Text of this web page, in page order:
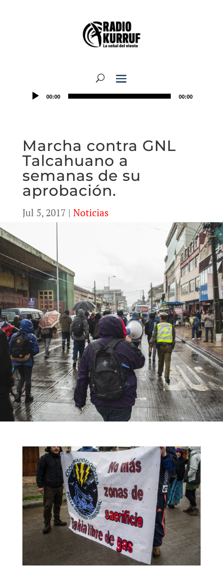
00:00 00:00
Marcha contra GNL
Talcahuano a
semanas de su
aprobación.
Jul 5, 2017 | Noticias